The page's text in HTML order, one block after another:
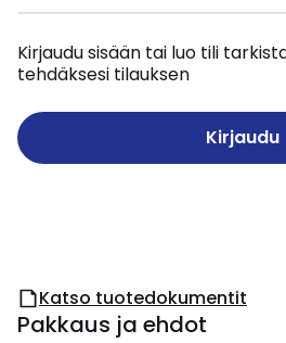
Kirjaudu sisään tai luo tili
tehdäksesi tilauksen
Kirjaudu
Katso tuotedokumentit
Pakkaus ja ehdot